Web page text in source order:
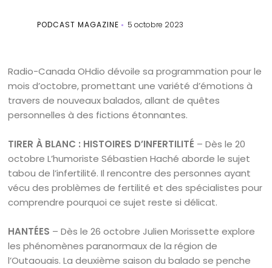
PODCAST MAGAZINE 5 octobre 2023
Radio-Canada OHdio dévoile sa programmation pour le
mois d’octobre, promettant une variété d’émotions à
travers de nouveaux balados, allant de quêtes
personnelles à des fictions étonnantes.
TIRER À BLANC : HISTOIRES D’INFERTILITÉ – Dès le 20
octobre L’humoriste Sébastien Haché aborde le sujet
tabou de l’infertilité. Il rencontre des personnes ayant
vécu des problèmes de fertilité et des spécialistes pour
comprendre pourquoi ce sujet reste si délicat.
HANTÉES – Dès le 26 octobre Julien Morissette explore
les phénomènes paranormaux de la région de
l’Outaouais. La deuxième saison du balado se penche